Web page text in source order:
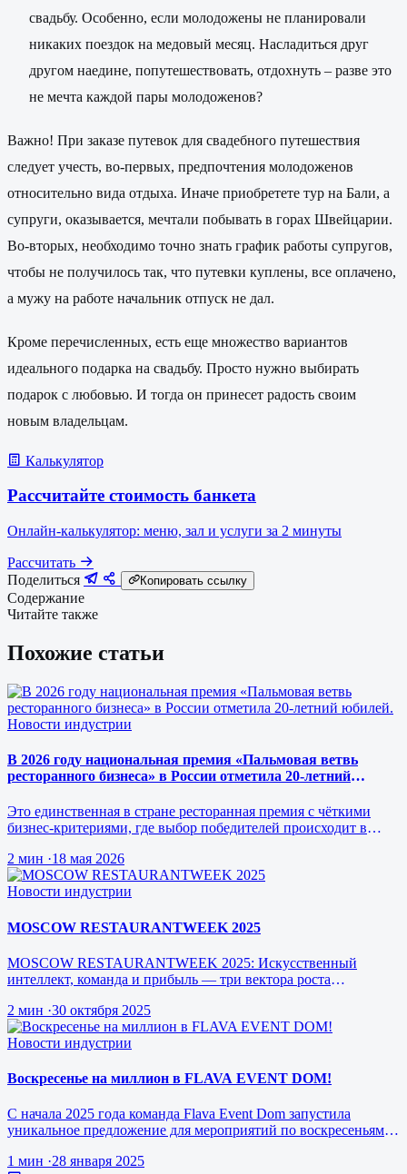
свадьбу. Особенно, если молодожены не планировали
никаких поездок на медовый месяц. Насладиться друг
другом наедине, попутешествовать, отдохнуть – разве это
не мечта каждой пары молодоженов?
Важно! При заказе путевок для свадебного путешествия
следует учесть, во-первых, предпочтения молодоженов
относительно вида отдыха. Иначе приобретете тур на Бали, а
супруги, оказывается, мечтали побывать в горах Швейцарии.
Во-вторых, необходимо точно знать график работы супругов,
чтобы не получилось так, что путевки куплены, все оплачено,
а мужу на работе начальник отпуск не дал.
Кроме перечисленных, есть еще множество вариантов
идеального подарка на свадьбу. Просто нужно выбирать
подарок с любовью. И тогда он принесет радость своим
новым владельцам.
Калькулятор
Рассчитайте стоимость банкета
Онлайн-калькулятор: меню, зал и услуги за 2 минуты
Рассчитать
Поделиться
Копировать ссылку
Содержание
Читайте также
Похожие статьи
Новости индустрии
В 2026 году национальная премия «Пальмовая ветвь
ресторанного бизнеса» в России отметила 20-летний
Это единственная в стране ресторанная премия с чёткими
бизнес-критериями, где выбор победителей происходит в
2 мин ·18 мая 2026
Новости индустрии
MOSCOW RESTAURANTWEEK 2025
MOSCOW RESTAURANTWEEK 2025: Искусственный
интеллект, команда и прибыль — три вектора роста
2 мин ·30 октября 2025
Новости индустрии
Воскресенье на миллион в FLAVA EVENT DOM!
С начала 2025 года команда Flava Event Dom запустила
уникальное предложение для мероприятий по воскресеньям за
1 мин ·28 января 2025